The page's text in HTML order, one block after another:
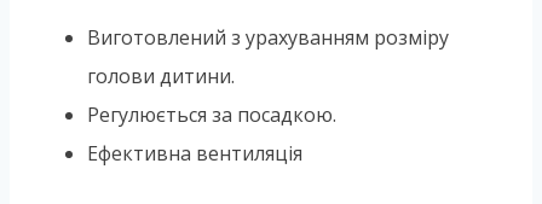
Виготовлений з урахуванням розміру
голови дитини.
Регулюється за посадкою.
Ефективна вентиляція